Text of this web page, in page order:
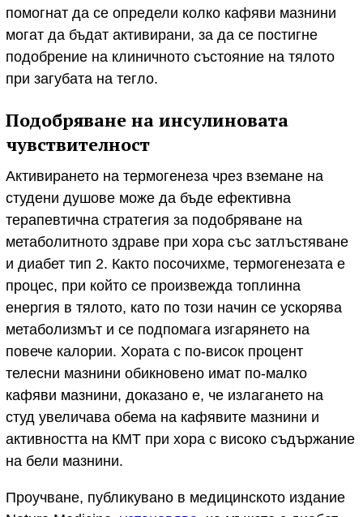
помогнат да се определи колко кафяви мазнини
могат да бъдат активирани, за да се постигне
подобрение на клиничното състояние на тялото
при загубата на тегло.
Подобряване на инсулиновата
чувствителност
Активирането на термогенеза чрез вземане на
студени душове може да бъде ефективна
терапевтична стратегия за подобряване на
метаболитното здраве при хора със затлъстяване
и диабет тип 2. Както посочихме, термогенезата е
процес, при който се произвежда топлинна
енергия в тялото, като по този начин се ускорява
метаболизмът и се подпомага изгарянето на
повече калории. Хората с по-висок процент
телесни мазнини обикновено имат по-малко
кафяви мазнини, доказано е, че излагането на
студ увеличава обема на кафявите мазнини и
активността на КМТ при хора с високо съдържание
на бели мазнини.
Проучване, публикувано в медицинското издание